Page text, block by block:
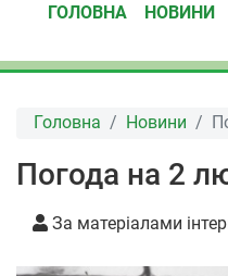
ГОЛОВНА НОВИНИ
Головна Новини
Погода на 2
За матеріалами